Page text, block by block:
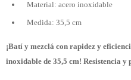
Material: acero inoxidable
Medida: 35,5 cm
¡Batí y mezclá con rapidez y
inoxidable de 35,5 cm! Resistencia